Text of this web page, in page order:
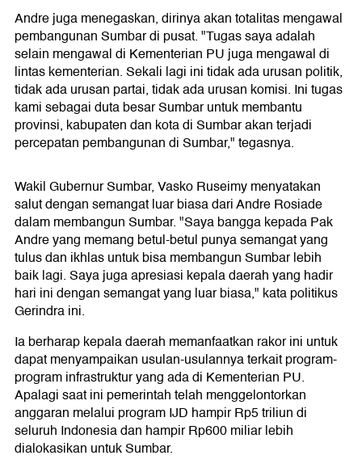
Andre juga menegaskan, dirinya akan totalitas mengawal
pembangunan Sumbar di pusat. "Tugas saya adalah
selain mengawal di Kementerian PU juga mengawal di
lintas kementerian. Sekali lagi ini tidak ada urusan politik,
tidak ada urusan partai, tidak ada urusan komisi. Ini tugas
kami sebagai duta besar Sumbar untuk membantu
provinsi, kabupaten dan kota di Sumbar akan terjadi
percepatan pembangunan di Sumbar," tegasnya.
Wakil Gubernur Sumbar, Vasko Ruseimy menyatakan
salut dengan semangat luar biasa dari Andre Rosiade
dalam membangun Sumbar. "Saya bangga kepada Pak
Andre yang memang betul-betul punya semangat yang
tulus dan ikhlas untuk bisa membangun Sumbar lebih
baik lagi. Saya juga apresiasi kepala daerah yang hadir
hari ini dengan semangat yang luar biasa," kata politikus
Gerindra ini.
Ia berharap kepala daerah memanfaatkan rakor ini untuk
dapat menyampaikan usulan-usulannya terkait program-
program infrastruktur yang ada di Kementerian PU.
Apalagi saat ini pemerintah telah menggelontorkan
anggaran melalui program IJD hampir Rp5 triliun di
seluruh Indonesia dan hampir Rp600 miliar lebih
dialokasikan untuk Sumbar.